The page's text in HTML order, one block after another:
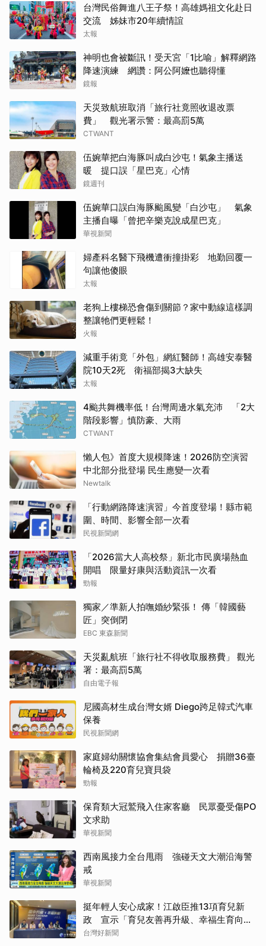
台灣民俗舞進八王子祭！高雄媽祖文化赴日
交流 姊妹市20年續情誼
太報
神明也會被斷訊！受天宮「1比喻」解釋網路
降速演練 網讚：阿公阿嬤也聽得懂
鏡報
天災致航班取消「旅行社竟照收退改票
費」 觀光署示警：最高罰5萬
CTWANT
伍婉華把白海豚叫成白沙屯！氣象主播送
暖 提口誤「星巴克」心情
鏡週刊
伍婉華口誤白海豚颱風變「白沙屯」 氣象
主播自曝「曾把辛樂克說成星巴克」
華視新聞
婦產科名醫下飛機遭衝撞掛彩 地勤回覆一
句讓他傻眼
太報
老狗上樓梯恐會傷到關節？家中動線這樣調
整讓牠們更輕鬆！
火報
減重手術竟「外包」網紅醫師！高雄安泰醫
院10天2死 衛福部揭3大缺失
太報
4颱共舞機率低！台灣周邊水氣充沛 「2大
階段影響」慎防豪、大雨
CTWANT
懶人包》首度大規模降速！2026防空演習
中北部分批登場 民生應變一次看
Newtalk
「行動網路降速演習」今首度登場！縣市範
圍、時間、影響全部一次看
民視新聞網
「2026當大人高校祭」新北市民廣場熱血
開唱 限量好康與活動資訊一次看
勁報
獨家／準新人拍嘸婚紗緊張！ 傳「韓國藝
匠」突倒閉
EBC 東森新聞
天災亂航班「旅行社不得收取服務費」 觀光
署：最高罰5萬
自由電子報
尼國高材生成台灣女婿 Diego跨足韓式汽車
保養
民視新聞網
家庭婦幼關懷協會集結會員愛心 捐贈36臺
輪椅及220育兒寶貝袋
勁報
保育類大冠鷲飛入住家客廳 民眾憂受傷PO
文求助
華視新聞
西南風接力全台甩雨 強碰天文大潮沿海警
戒
華視新聞
挺年輕人安心成家！江啟臣推13項育兒新
政 宣示「育兒友善再升級、幸福生育向前
行」
台灣好新聞